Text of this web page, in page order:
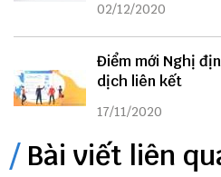
02/12/2020
Điểm mới Nghị
dịch liên kết
17/11/2020
Bài viết liên